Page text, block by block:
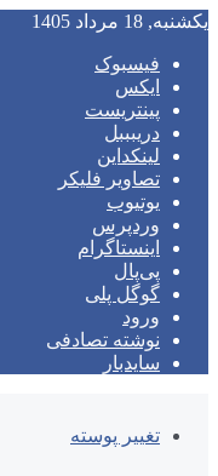
یکشنبه, 18 مرداد 1405
فیسبوک
ایکس
پینتریست
دریبببل
لینکداین
تصاویر فلیکر
یوتیوب
وردپرس
اینستاگرام
پی‌پال
گوگل پلی
ورود
نوشته تصادفی
سایدبار
تغییر پوسته